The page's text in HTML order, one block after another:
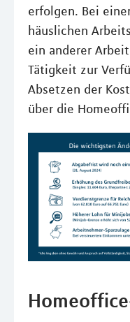
erfolgen. Bei
häuslichen
ein anderer
Tätigkeit zur
Absetzen der
über die